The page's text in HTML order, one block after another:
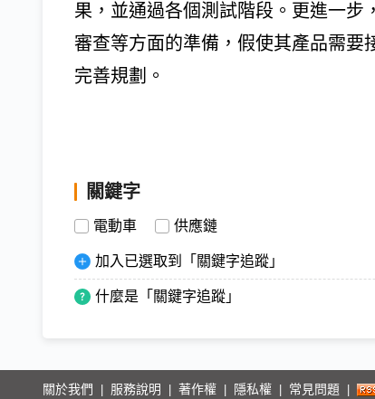
果，並通過各個測試階段。更進一步
審查等方面的準備，假使其產品需要
完善規劃。
關鍵字
電動車 供應鏈
加入已選取到「關鍵字追蹤」
什麼是「關鍵字追蹤」
關於我們 服務說明 著作權 隱私權 常見問題